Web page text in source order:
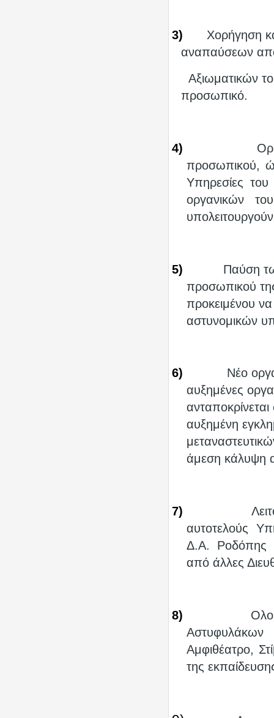
3)
Χορήγηση
αναπαύσεων από
Αξιωματικών
προσωπικό.
4)
προσωπικού,
Υπηρεσίες
οργανικών
5)
Παύση
προσωπικού
προκειμένου
αστυνομικών
6)
Νέο
αυξημένες
αυξημένη
άμεση κάλυψη
7)
αυτοτελούς
Δ.Α. Ροδόπης
από άλλες
8)
Αμφιθέατρο,
της